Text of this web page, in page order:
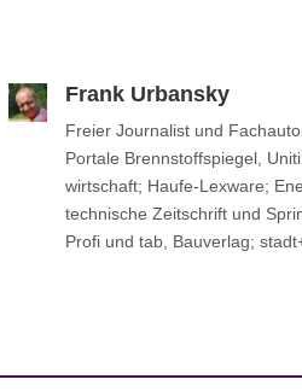
Frank Urbansky
Freier Jour­na­list und
Portale Brenn­stoff­spie­gel,
wirt­schaft; Haufe-Lexware;
tech­ni­sche Zeit­schrift und
Profi und tab, Bau­ver­lag;